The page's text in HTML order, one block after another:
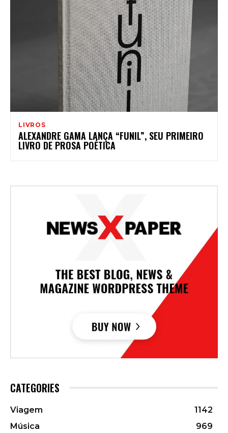
LIVROS
ALEXANDRE GAMA LANÇA “FUNIL”, SEU PRIMEIRO
LIVRO DE PROSA POÉTICA
CATEGORIES
Viagem
1142
Música
969